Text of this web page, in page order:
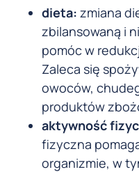
dieta: zmiana
zbilansowaną i
pomóc w
Zaleca się
owoców,
produktów
aktywność
fizyczna
organizmie, w